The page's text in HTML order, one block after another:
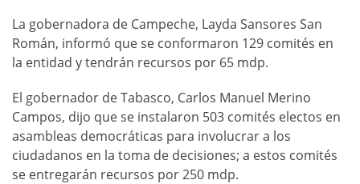
La gobernadora de Campeche, Layda Sansores San
Román, informó que se conformaron 129 comités en
la entidad y tendrán recursos por 65 mdp.
El gobernador de Tabasco, Carlos Manuel Merino
Campos, dijo que se instalaron 503 comités electos en
asambleas democráticas para involucrar a los
ciudadanos en la toma de decisiones; a estos comités
se entregarán recursos por 250 mdp.